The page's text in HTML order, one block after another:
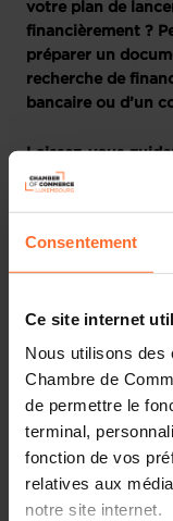
Consentement
Ce site internet
Nous utilisons des
Chambre de
de permettre le
terminal,
fonction de vos
relatives aux
notre site internet.
votre plan de
financièrement ?
préparer un
recherche de
bancaire ou d’un
Laissez-vous
Entrepreneurship,
Participez à notre
fondamentaux du
développer un
financière efficace
tutoriel divisé en 2
Voici un aperçu